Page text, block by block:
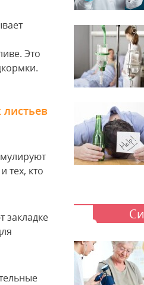
Это
тех, кто
закладке